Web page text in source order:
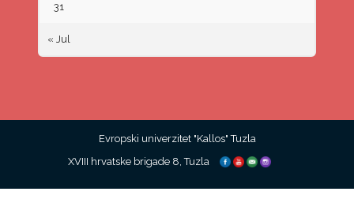
« Jul
31
Evropski univerzitet "Kallos" Tuzla
XVIII hrvatske brigade 8, Tuzla